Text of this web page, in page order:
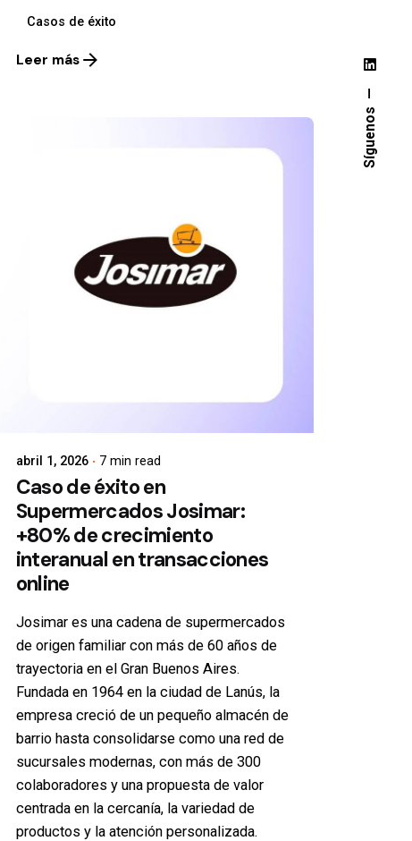
Síguenos
Casos de éxito
Leer más
abril 1, 2026 7 min read
Caso de éxito en
Supermercados Josimar:
+80% de crecimiento
interanual en transacciones
online
Josimar es una cadena de supermercados
de origen familiar con más de 60 años de
trayectoria en el Gran Buenos Aires.
Fundada en 1964 en la ciudad de Lanús, la
empresa creció de un pequeño almacén de
barrio hasta consolidarse como una red de
sucursales modernas, con más de 300
colaboradores y una propuesta de valor
centrada en la cercanía, la variedad de
productos y la atención personalizada.